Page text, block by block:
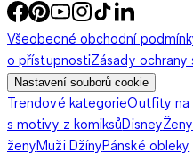
Všeobecné obchodní
o přístupnostiZásady ochrany
Nastavení souborů cookie
Trendové kategorieOutfity na
s motivy z komiksůDisney
ženyMuži DžínyPánské obleky